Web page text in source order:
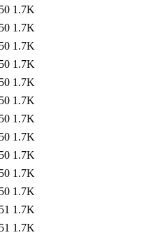
1.7K
1.7K
1.7K
1.7K
1.7K
1.7K
1.7K
1.7K
1.7K
1.7K
1.7K
1.7K
1.7K